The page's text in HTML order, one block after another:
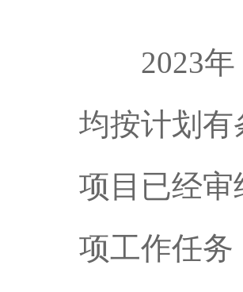
2023年
均按计划有
项目已经
项工作任